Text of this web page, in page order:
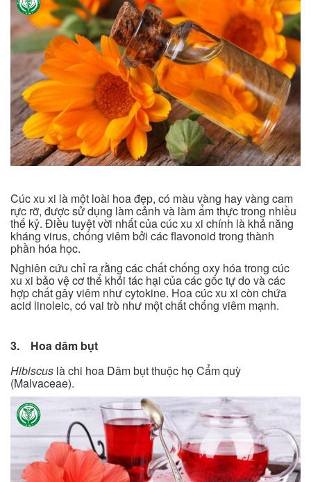
Cúc xu xi là một loài hoa đẹp, có màu vàng hay vàng cam
rực rỡ, được sử dụng làm cảnh và làm ẩm thực trong nhiều
thế kỷ. Điều tuyệt vời nhất của cúc xu xi chính là khả năng
kháng virus, chống viêm bởi các flavonoid trong thành
phần hóa học.
Nghiên cứu chỉ ra rằng các chất chống oxy hóa trong cúc
xu xi bảo vệ cơ thể khỏi tác hại của các gốc tự do và các
hợp chất gây viêm như cytokine. Hoa cúc xu xi còn chứa
acid linoleic, có vai trò như một chất chống viêm mạnh.
3. Hoa dâm bụt
Hibiscus là chi hoa Dâm bụt thuộc họ Cẩm quỳ
(Malvaceae).